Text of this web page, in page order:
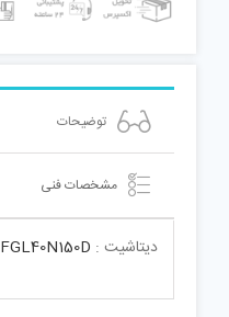
توضیحات
مشخصات فنی
دیتاشیت : FGL40N150D